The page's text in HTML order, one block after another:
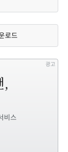
로드
광고
비스